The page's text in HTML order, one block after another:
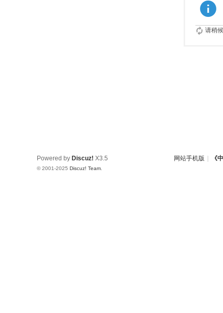
请稍
网站手机版 《
Powered by Discuz! X3.5
© 2001-2025 Discuz! Team